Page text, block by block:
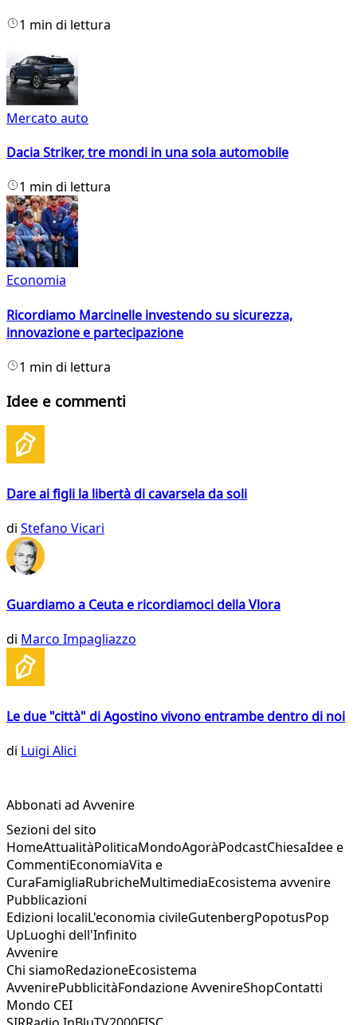
1 min di lettura
Mercato auto
Dacia Striker, tre mondi in una sola automobile
1 min di lettura
Economia
Ricordiamo Marcinelle investendo su sicurezza,
innovazione e partecipazione
1 min di lettura
Idee e commenti
Dare ai figli la libertà di cavarsela da soli
di Stefano Vicari
Guardiamo a Ceuta e ricordiamoci della Vlora
di Marco Impagliazzo
Le due "città" di Agostino vivono entrambe dentro di noi
di Luigi Alici
Abbonati ad Avvenire
Sezioni del sito
HomeAttualitàPoliticaMondoAgoràPodcastChiesaIdee e
CommentiEconomiaVita e
CuraFamigliaRubricheMultimediaEcosistema avvenire
Pubblicazioni
Edizioni localiL'economia civileGutenbergPopotusPop
UpLuoghi dell'Infinito
Avvenire
Chi siamoRedazioneEcosistema
AvvenirePubblicitàFondazione AvvenireShopContatti
Mondo CEI